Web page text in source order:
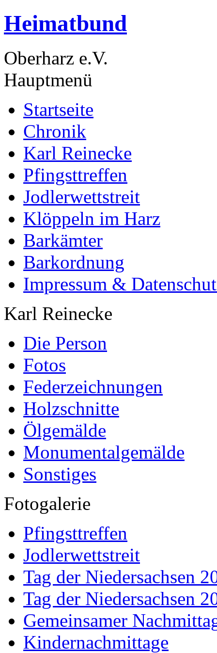
Heimatbund
Oberharz e.V.
Hauptmenü
Startseite
Chronik
Karl Reinecke
Pfingsttreffen
Jodlerwettstreit
Klöppeln im Harz
Barkämter
Barkordnung
Impressum &
Karl Reinecke
Die Person
Fotos
Federzeichnungen
Holzschnitte
Ölgemälde
Monumentalgemälde
Sonstiges
Fotogalerie
Pfingsttreffen
Jodlerwettstreit
Tag der Niedersachsen
Tag der Niedersachsen
Gemeinsamer
Kindernachmittage